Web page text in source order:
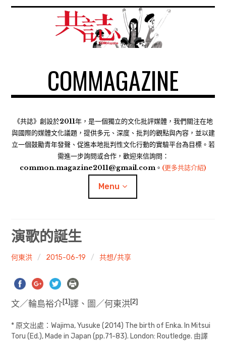
COMMAGAZINE
《共誌》創設於2011年，是一個獨立的文化批評媒體，我們關注在地
與國際的媒體文化議題，提供多元、深度、批判的觀點與內容，並以建
立一個鼓勵青年發聲、促進本地批判性文化行動的實驗平台為目標。若
需進一步詢問或合作，歡迎來信詢問：
common.magazine2011@gmail.com。 (更多共誌介紹)
Menu
共專題
共評論
共想/共享
共青年
文化誌
演歌的誕生
何東洪 2015-06-19 共想/共享
文／輪島裕介[1]譯、圖／何東洪[2]
* 原文出處：Wajima, Yusuke (2014) The birth of Enka. In Mitsui
Toru (Ed.), Made in Japan (pp.71-83). London: Routledge. 由譯